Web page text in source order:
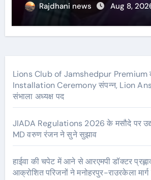
Rajdhani news Aug 8,
Lions Club of Jamshedpur Premium
Installation Ceremony संपन्न, Lion
संभाला अध्यक्ष पद
JIADA Regulations 2026 के मसौदे पर
MD वरुण रंजन ने सुने सुझाव
हाईवा की चपेट में आने से आरएमपी डॉक्टर
आक्रोशित परिजनों ने मनोहरपुर-राउरकेला मार्ग